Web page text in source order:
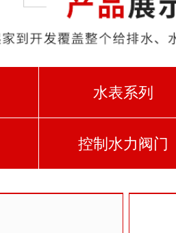
水表系列
控制水力阀门